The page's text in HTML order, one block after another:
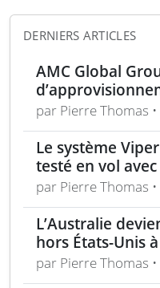
DERNIERS ARTICLES
AMC Global
munitions de
par Pierre Thomas
Le système
testé en vol
par Pierre Thomas
L’Australie
hors États-Unis
AIM-260 JATM
par Pierre Thomas